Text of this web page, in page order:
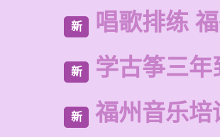
新 唱歌排练
新 学古筝三
新 福州音乐培